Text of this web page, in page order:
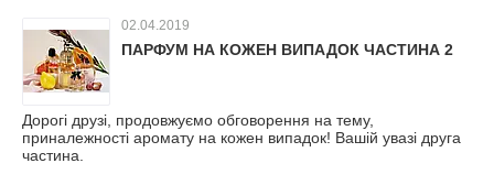
02.04.2019
ПАРФУМ НА КОЖЕН ВИПАДОК ЧАСТИНА 2
Дорогі друзі, продовжуємо обговорення на тему,
приналежності аромату на кожен випадок! Вашій увазі друга
частина.